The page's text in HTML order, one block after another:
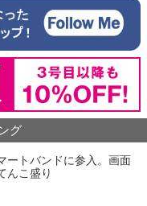
グ
ートバンドに参入。画面
んこ盛り